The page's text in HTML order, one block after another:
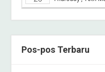
Pos-pos Terbaru